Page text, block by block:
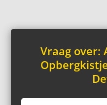
Vraag over: